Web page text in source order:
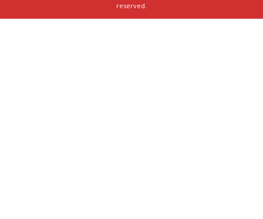
reserved.